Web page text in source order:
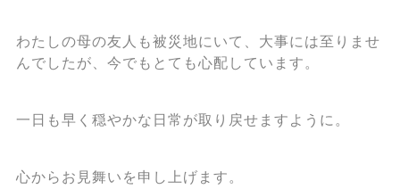
わたしの母の友人も被災地にいて、大事には至りませ
んでしたが、今でもとても心配しています。
一日も早く穏やかな日常が取り戻せますように。
心からお見舞いを申し上げます。